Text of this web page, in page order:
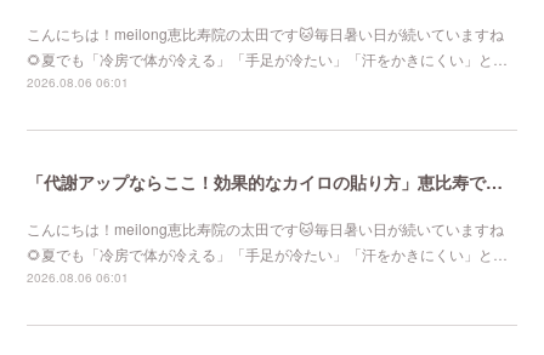
こんにちは！meilong恵比寿院の太田です🐱毎日暑い日が続いていますね
🌻夏でも「冷房で体が冷える」「手足が冷たい」「汗をかきにくい」と…
2026.08.06 06:01
「代謝アップならここ！効果的なカイロの貼り方」恵比寿で口コミNo 1美容鍼灸ならmeilong
こんにちは！meilong恵比寿院の太田です🐱毎日暑い日が続いていますね
🌻夏でも「冷房で体が冷える」「手足が冷たい」「汗をかきにくい」と…
2026.08.06 06:01